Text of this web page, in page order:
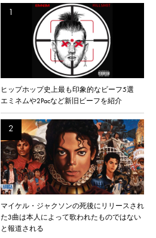
ヒップホップ史上最も印象的なビーフ5選
エミネムや2Pacなど新旧ビーフを紹介
マイケル・ジャクソンの死後にリリースされ
た3曲は本人によって歌われたものではない
と報道される